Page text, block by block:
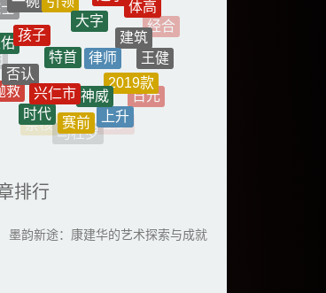
否认兴仁市 神威 2019款王健
救 时代 赛前 上升 日元新的
动禁核 马杜罗至少 托斯
半小时评价 国企北海道
韩政府
排行
墨韵新途：康建华的艺术探索与成就